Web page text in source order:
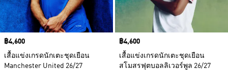
Price
฿4,600
เสื้อแข่งเกรดนักเตะชุดเยือน
Manchester United 26/27
Price
฿4,600
เสื้อแข่งเกรดนักเตะชุดเยือน
สโมสรฟุตบอลลิเวอร์พูล 26/27